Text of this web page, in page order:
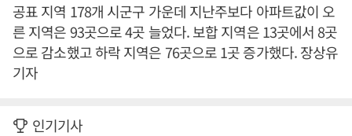
공표 지역 178개 시군구 가운데 지난주보다 아파트값이 오
른 지역은 93곳으로 4곳 늘었다. 보합 지역은 13곳에서 8곳
으로 감소했고 하락 지역은 76곳으로 1곳 증가했다. 장상유
기자
인기기사